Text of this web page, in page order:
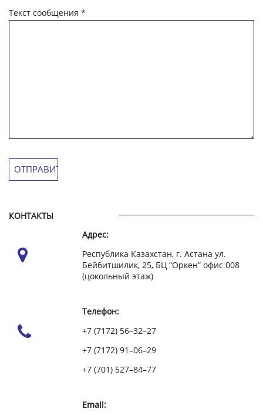
Текст сообщения *
КОНТАКТЫ
Адрес:
Республика Казахстан, г. Астана ул.
Бейбитшилик, 25, БЦ “Оркен” офис 008
(цокольный этаж)
Телефон:
+7 (7172) 56–32–27
+7 (7172) 91–06–29
+7 (701) 527–84–77
Email: